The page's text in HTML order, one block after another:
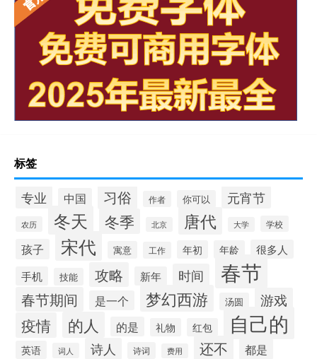
标签
专业 中国 习俗 作者 你可以 元宵节
农历 冬天 冬季 北京 唐代 大学 学校
孩子 宋代 寓意 工作 年初 年龄
很多人
手机
技能 攻略 新年 时间 春节
春节期间 是一个 梦幻西游 汤圆 游戏
疫情 的人 的是 礼物 红包 自己的
英语 词人 诗人 诗词 费用 还不 都是